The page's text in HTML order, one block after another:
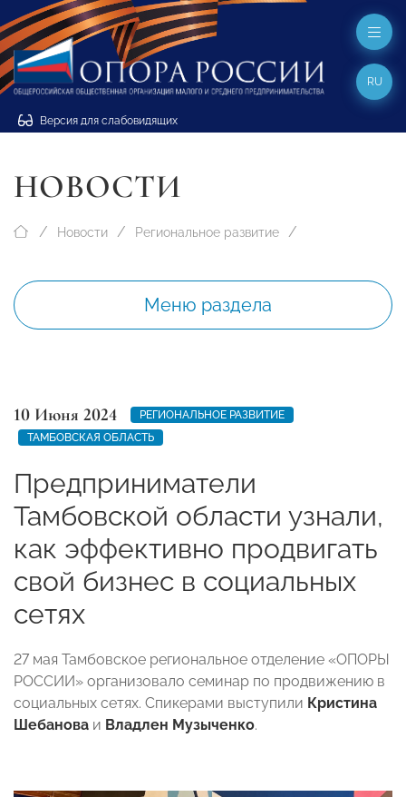
Версия для слабовидящих
RU
НОВОСТИ
Новости Региональное развитие
Меню раздела
10 Июня 2024
РЕГИОНАЛЬНОЕ РАЗВИТИЕ
ТАМБОВСКАЯ ОБЛАСТЬ
Предприниматели
Тамбовской области узнали,
как эффективно продвигать
свой бизнес в социальных
сетях
27 мая Тамбовское региональное отделение «ОПОРЫ
РОССИИ» организовало семинар по продвижению в
социальных сетях. Спикерами выступили Кристина
Шебанова и Владлен Музыченко.